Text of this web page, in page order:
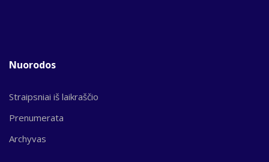
Nuorodos
Straipsniai iš laikraščio
Prenumerata
Archyvas